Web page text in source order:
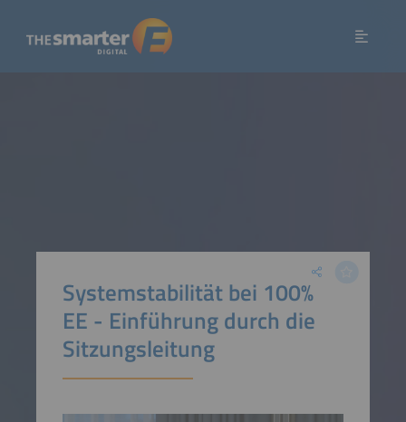
Systemstabilität bei 100%
EE - Einführung durch die
Sitzungsleitung